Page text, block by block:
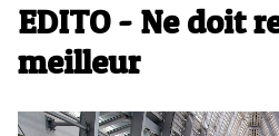
​EDITO - Ne doit
meilleur